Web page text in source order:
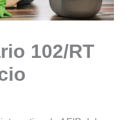
102/RT